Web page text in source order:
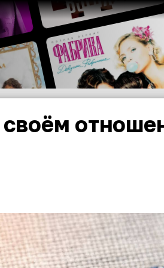
своём